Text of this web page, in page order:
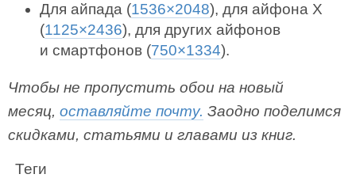
Для айпада (1536×2048), для айфона X
(1125×2436), для других айфонов
и смартфонов (750×1334).
Чтобы не пропустить обои на новый
месяц, оставляйте почту. Заодно поделимся
скидками, статьями и главами из книг.
Теги